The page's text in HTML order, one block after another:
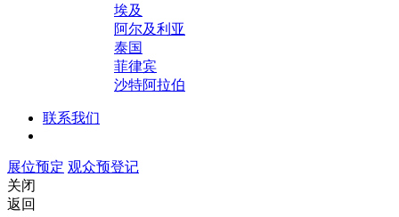
埃及
阿尔及利亚
泰国
菲律宾
沙特阿拉伯
联系我们
展位预定 观众预登记
关闭
返回